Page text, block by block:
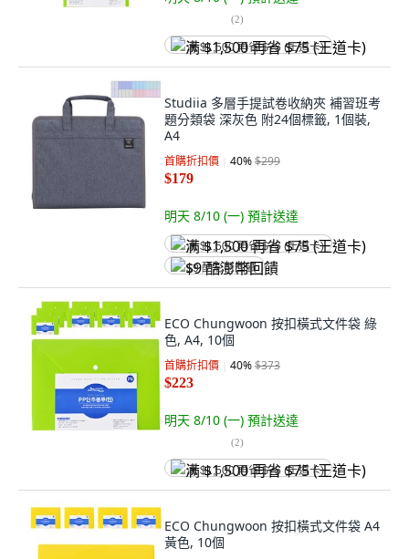
(2)
满 $1,500 再省 $75 (王道卡)
Studiia 多層手提試卷收納夾 補習班考
題分類袋 深灰色 附24個標籤, 1個裝,
A4
首購折扣價 40%$299
$179
明天 8/10 (一) 預計送達
满 $1,500 再省 $75 (王道卡)
$9 酷澎幣回饋
ECO Chungwoon 按扣橫式文件袋 綠
色, A4, 10個
首購折扣價 40%$373
$223
明天 8/10 (一) 預計送達
(2)
满 $1,500 再省 $75 (王道卡)
ECO Chungwoon 按扣橫式文件袋 A4
黃色, 10個